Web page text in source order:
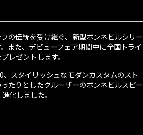
の伝統を受け継ぐ、新型ボンネビルシリー
また、デビューフェア期間中に全国トライ
レゼントします。
スタイリッシュなモダンカスタムのスト
たりとしたクルーザーのボンネビルスピー
化しました。